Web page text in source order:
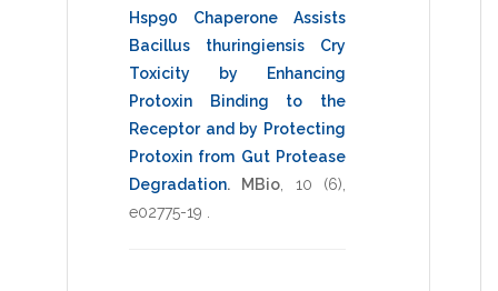
Hsp90 Chaperone Assists
Bacillus thuringiensis Cry
Toxicity by Enhancing
Protoxin Binding to the
Receptor and by Protecting
Protoxin from Gut Protease
Degradation. MBio 10 (6),
e02775-19